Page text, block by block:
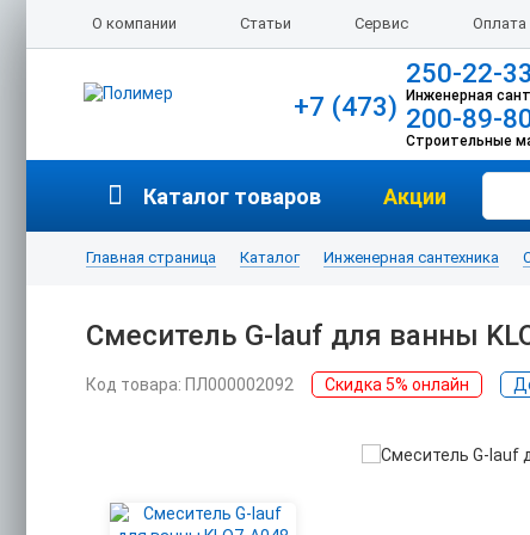
О компании Статьи Сервис Оплата
+7 (473)
250-22-33
Инженерная
200-89-
Строительные
Каталог товаров Акции
Главная страница Каталог Инженерная сантехника
Смеситель G-lauf для ванны
Код товара: ПЛ000002092 Скидка 5% онлайн